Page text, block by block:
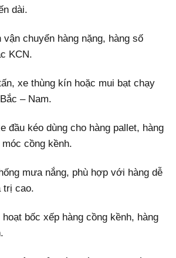
dài.
chuyển hàng nặng, hàng số
KCN.
xe thùng kín hoặc mui bạt chạy
– Nam.
đầu kéo dùng cho hàng pallet, hàng
cồng kềnh.
mưa nắng, phù hợp với hàng dễ
trị cao.
bốc xếp hàng cồng kềnh, hàng